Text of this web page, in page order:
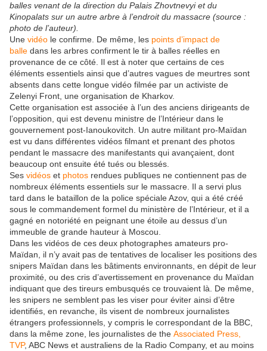
balles venant de la direction du Palais Zhovtnevyi et du
Kinopalats sur un autre arbre à l’endroit du massacre (source :
photo de l’auteur).
Une vidéo le confirme. De même, les points d’impact de
balle dans les arbres confirment le tir à balles réelles en
provenance de ce côté. Il est à noter que certains de ces
éléments essentiels ainsi que d’autres vagues de meurtres sont
absents dans cette longue vidéo filmée par un activiste de
Zelenyi Front, une organisation de Kharkov.
Cette organisation est associée à l’un des anciens dirigeants de
l’opposition, qui est devenu ministre de l’Intérieur dans le
gouvernement post-Ianoukovitch. Un autre militant pro-Maïdan
est vu dans différentes vidéos filmant et prenant des photos
pendant le massacre des manifestants qui avançaient, dont
beaucoup ont ensuite été tués ou blessés.
Ses vidéos et photos rendues publiques ne contiennent pas de
nombreux éléments essentiels sur le massacre. Il a servi plus
tard dans le bataillon de la police spéciale Azov, qui a été créé
sous le commandement formel du ministère de l’Intérieur, et il a
gagné en notoriété en peignant une étoile au dessus d’un
immeuble de grande hauteur à Moscou.
Dans les vidéos de ces deux photographes amateurs pro-
Maïdan, il n’y avait pas de tentatives de localiser les positions des
snipers Maïdan dans les bâtiments environnants, en dépit de leur
proximité, ou des cris d’avertissement en provenance du Maïdan
indiquant que des tireurs embusqués ce trouvaient là. De même,
les snipers ne semblent pas les viser pour éviter ainsi d’être
identifiés, en revanche, ils visent de nombreux journalistes
étrangers professionnels, y compris le correspondant de la BBC,
dans la même zone, les journalistes de the Associated Press,
TVP, ABC News et australiens de la Radio Company, et au moins